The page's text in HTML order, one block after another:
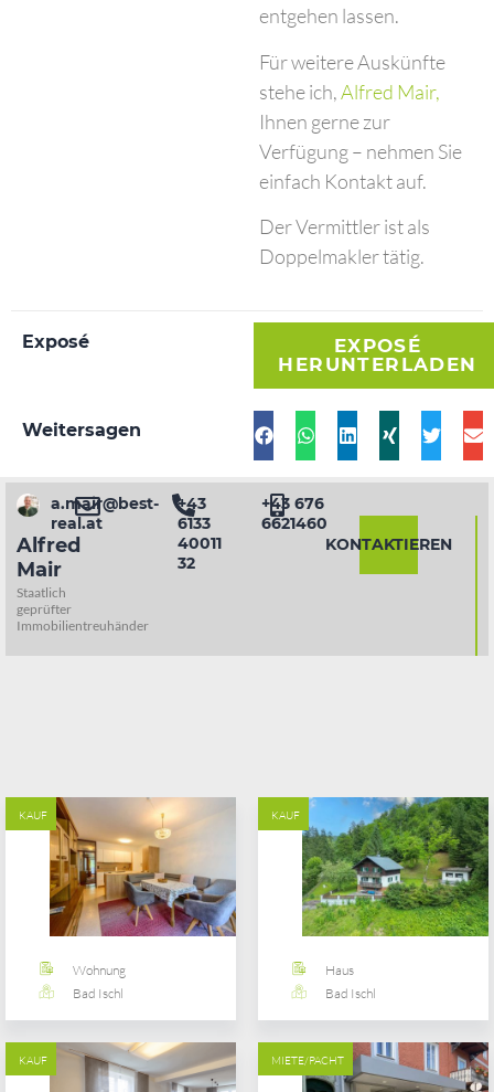
entgehen lassen.
Für weitere Auskünfte
stehe ich,Alfred Mair,
Ihnen gerne zur
Verfügung – nehmen Sie
einfach Kontakt auf.
Der Vermittler ist als
Doppelmakler tätig.
Exposé
EXPOSÉ
HERUNTERLADEN
Weitersagen
Alfred
Mair
Staatlich
geprüfter
Immobilientreuhänder
a.mair@best-
real.at
+43
6133
40011
32
+43 676
6621460
KONTAKTIEREN
KAUF
Wohnung
Bad Ischl
KAUF
Haus
Bad Ischl
KAUF MIETE/PACHT